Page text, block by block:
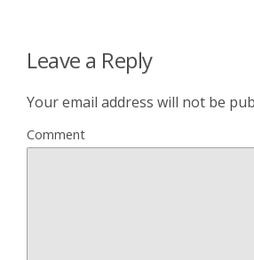
Leave a Reply
Your email address will not be
Comment